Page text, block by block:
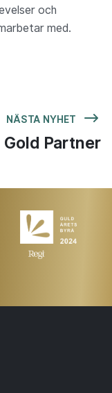
och
med.
NÄSTA NYHET
Partner